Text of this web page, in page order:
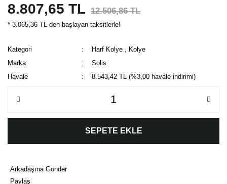
8.807,65 TL 12.506,86 TL
* 3.065,36 TL den başlayan taksitlerle!
Kategori Harf Kolye
Kolye
Marka
Solis
Havale
8.543,42 TL (%3,00 havale indirimi)
SEPETE EKLE
Arkadaşına Gönder
Paylaş